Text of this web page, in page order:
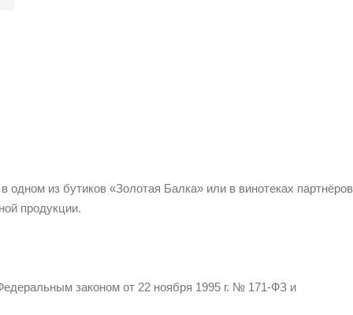
одном из бутиков «Золотая Балка» или в винотеках партнёров
продукции.
законом от 22 ноября 1995 г. № 171-ФЗ и